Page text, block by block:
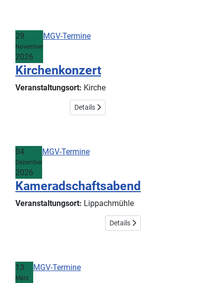
29
November
2026
MGV-Termine
Kirchenkonzert
Veranstaltungsort: Kirche
Details
04
Dezember
2026
MGV-Termine
Kameradschaftsabend
Veranstaltungsort: Lippachmühle
Details
13
März
MGV-Termine